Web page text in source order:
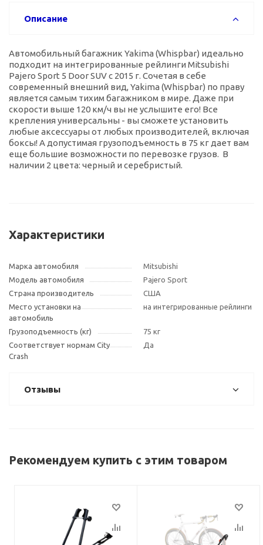
Описание
Автомобильный багажник Yakima (Whispbar) идеально
подходит на интегрированные рейлинги Mitsubishi
Pajero Sport 5 Door SUV с 2015 г. Сочетая в себе
современный внешний вид, Yakima (Whispbar) по праву
является самым тихим багажником в мире. Даже при
скорости выше 120 км/ч вы не услышите его! Все
крепления универсальны - вы сможете установить
любые аксессуары от любых производителей, включая
боксы! А допустимая грузоподъемность в 75 кг дает вам
еще большие возможности по перевозке грузов. В
наличии 2 цвета: черный и серебристый.
Характеристики
Марка автомобиля
Mitsubishi
Модель автомобиля
Pajero Sport
Страна производитель
США
Место установки на
автомобиль
на интегрированные рейлинги
Грузоподъемность (кг)
75 кг
Соответствует нормам City
Crash
Да
Отзывы
Рекомендуем купить с этим товаром